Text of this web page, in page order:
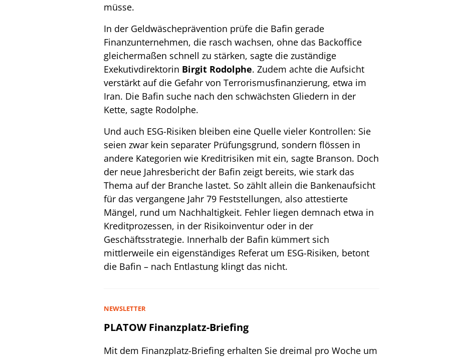
müsse.
In der Geldwäscheprävention prüfe die Bafin gerade
Finanzunternehmen, die rasch wachsen, ohne das Backoffice
gleichermaßen schnell zu stärken, sagte die zuständige
Exekutivdirektorin Birgit Rodolphe. Zudem achte die Aufsicht
verstärkt auf die Gefahr von Terrorismusfinanzierung, etwa im
Iran. Die Bafin suche nach den schwächsten Gliedern in der
Kette, sagte Rodolphe.
Und auch ESG-Risiken bleiben eine Quelle vieler Kontrollen: Sie
seien zwar kein separater Prüfungsgrund, sondern flössen in
andere Kategorien wie Kreditrisiken mit ein, sagte Branson. Doch
der neue Jahresbericht der Bafin zeigt bereits, wie stark das
Thema auf der Branche lastet. So zählt allein die Bankenaufsicht
für das vergangene Jahr 79 Feststellungen, also attestierte
Mängel, rund um Nachhaltigkeit. Fehler liegen demnach etwa in
Kreditprozessen, in der Risikoinventur oder in der
Geschäftsstrategie. Innerhalb der Bafin kümmert sich
mittlerweile ein eigenständiges Referat um ESG-Risiken, betont
die Bafin – nach Entlastung klingt das nicht.
NEWSLETTER
PLATOW Finanzplatz-Briefing
Mit dem Finanzplatz-Briefing erhalten Sie dreimal pro Woche um